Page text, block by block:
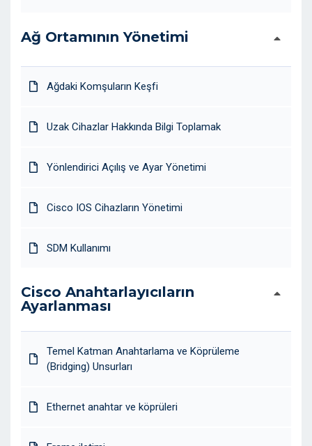
Ağ Ortamının Yönetimi
Ağdaki Komşuların Keşfi
Uzak Cihazlar Hakkında Bilgi Toplamak
Yönlendirici Açılış ve Ayar Yönetimi
Cisco IOS Cihazların Yönetimi
SDM Kullanımı
Cisco Anahtarlayıcıların
Ayarlanması
Temel Katman Anahtarlama ve Köprüleme
(Bridging) Unsurları
Ethernet anahtar ve köprüleri